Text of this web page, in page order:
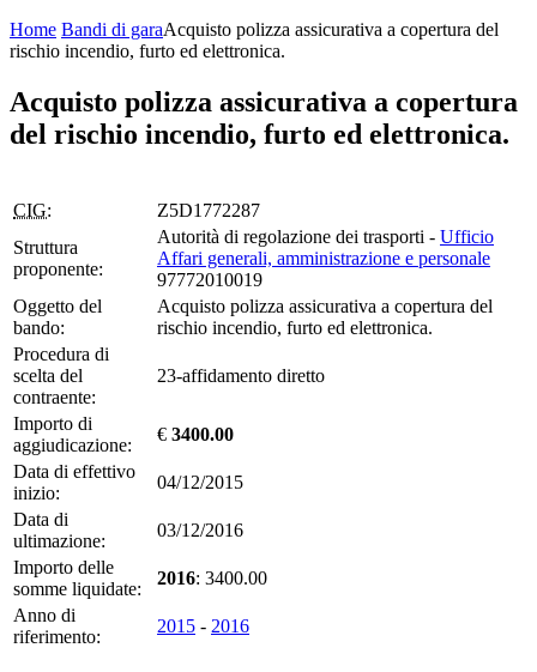
Home Bandi di garaAcquisto polizza assicurativa a copertura del
rischio incendio, furto ed elettronica.
Acquisto polizza assicurativa a copertura
del rischio incendio, furto ed elettronica.
CIG:
Z5D1772287
Struttura
proponente:
Autorità di regolazione dei trasporti - Ufficio
Affari generali, amministrazione e personale
97772010019
Oggetto del
bando:
Acquisto polizza assicurativa a copertura del
rischio incendio, furto ed elettronica.
Procedura di
scelta del
contraente:
23-affidamento diretto
Importo di
aggiudicazione:
€ 3400.00
Data di effettivo
inizio:
04/12/2015
Data di
ultimazione:
03/12/2016
Importo delle
somme liquidate:
2016: 3400.00
Anno di
riferimento:
2015 - 2016